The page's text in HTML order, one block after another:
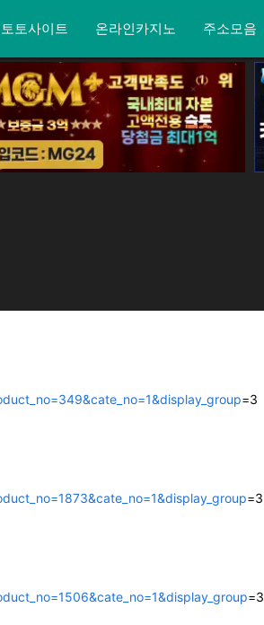
토토사이트 온라인카지노 주소모음
=3
=3
=3